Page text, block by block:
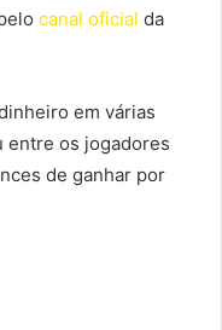
canal oficial da
em várias
entre os jogadores
de ganhar por